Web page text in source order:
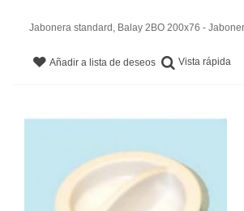
Jabonera standard, Balay 2BO 200x76 -
Añadir a lista de deseos Vista rápida